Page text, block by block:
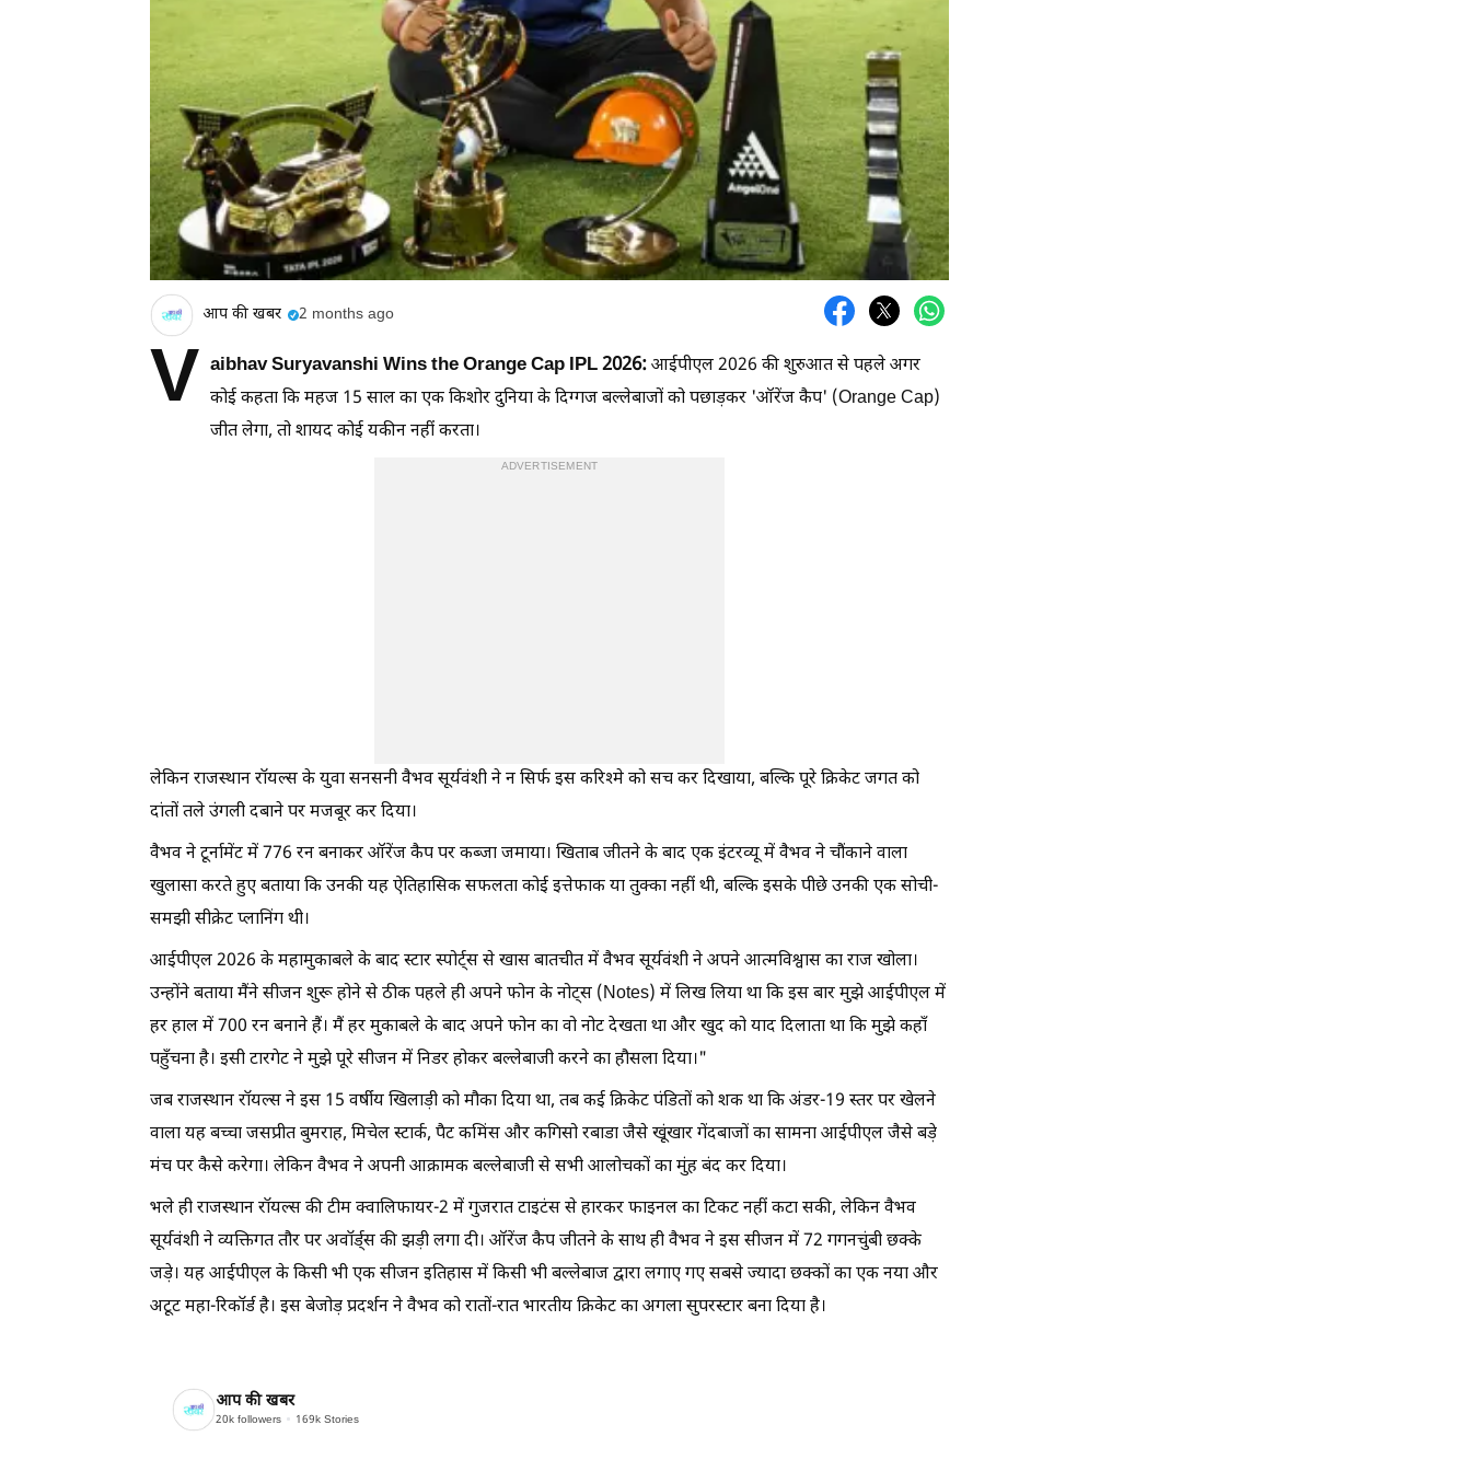
आप की खबर 2 months ago
V aibhav Suryavanshi Wins the Orange Cap IPL 2026:आईपीएल 2026 की शुरुआत से पहले अगर
कोई कहता कि महज 15 साल का एक किशोर दुनिया के दिग्गज बल्लेबाजों को पछाड़कर 'ऑरेंज कैप' (Orange Cap)
जीत लेगा, तो शायद कोई यकीन नहीं करता।
ADVERTISEMENT
लेकिन राजस्थान रॉयल्स के युवा सनसनी वैभव सूर्यवंशी ने न सिर्फ इस करिश्मे को सच कर दिखाया, बल्कि पूरे क्रिकेट जगत को
दांतों तले उंगली दबाने पर मजबूर कर दिया।
वैभव ने टूर्नामेंट में 776 रन बनाकर ऑरेंज कैप पर कब्जा जमाया। खिताब जीतने के बाद एक इंटरव्यू में वैभव ने चौंकाने वाला
खुलासा करते हुए बताया कि उनकी यह ऐतिहासिक सफलता कोई इत्तेफाक या तुक्का नहीं थी, बल्कि इसके पीछे उनकी एक सोची-
समझी सीक्रेट प्लानिंग थी।
आईपीएल 2026 के महामुकाबले के बाद स्टार स्पोर्ट्स से खास बातचीत में वैभव सूर्यवंशी ने अपने आत्मविश्वास का राज खोला।
उन्होंने बताया मैंने सीजन शुरू होने से ठीक पहले ही अपने फोन के नोट्स (Notes) में लिख लिया था कि इस बार मुझे आईपीएल में
हर हाल में 700 रन बनाने हैं। मैं हर मुकाबले के बाद अपने फोन का वो नोट देखता था और खुद को याद दिलाता था कि मुझे कहाँ
पहुँचना है। इसी टारगेट ने मुझे पूरे सीजन में निडर होकर बल्लेबाजी करने का हौसला दिया।"
जब राजस्थान रॉयल्स ने इस 15 वर्षीय खिलाड़ी को मौका दिया था, तब कई क्रिकेट पंडितों को शक था कि अंडर-19 स्तर पर खेलने
वाला यह बच्चा जसप्रीत बुमराह, मिचेल स्टार्क, पैट कमिंस और कगिसो रबाडा जैसे खूंखार गेंदबाजों का सामना आईपीएल जैसे बड़े
मंच पर कैसे करेगा। लेकिन वैभव ने अपनी आक्रामक बल्लेबाजी से सभी आलोचकों का मुंह बंद कर दिया।
भले ही राजस्थान रॉयल्स की टीम क्वालिफायर-2 में गुजरात टाइटंस से हारकर फाइनल का टिकट नहीं कटा सकी, लेकिन वैभव
सूर्यवंशी ने व्यक्तिगत तौर पर अवॉर्ड्स की झड़ी लगा दी। ऑरेंज कैप जीतने के साथ ही वैभव ने इस सीजन में 72 गगनचुंबी छक्के
जड़े। यह आईपीएल के किसी भी एक सीजन इतिहास में किसी भी बल्लेबाज द्वारा लगाए गए सबसे ज्यादा छक्कों का एक नया और
अटूट महा-रिकॉर्ड है। इस बेजोड़ प्रदर्शन ने वैभव को रातों-रात भारतीय क्रिकेट का अगला सुपरस्टार बना दिया है।
आप की खबर
20k followers 169k Stories